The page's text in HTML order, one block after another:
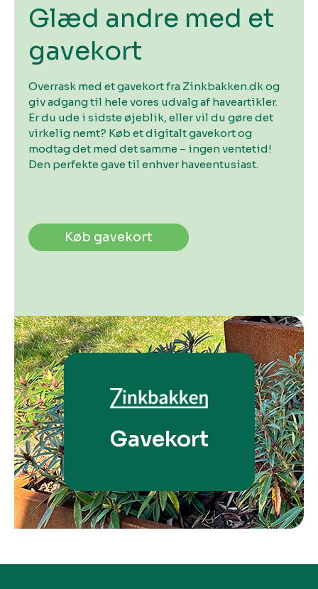
Glæd andre med et
gavekort
Overrask med et gavekort fra Zinkbakken.dk og
giv adgang til hele vores udvalg af haveartikler.
Er du ude i sidste øjeblik, eller vil du gøre det
virkelig nemt? Køb et digitalt gavekort og
modtag det med det samme – ingen ventetid!
Den perfekte gave til enhver haveentusiast.
Køb gavekort
Gavekort